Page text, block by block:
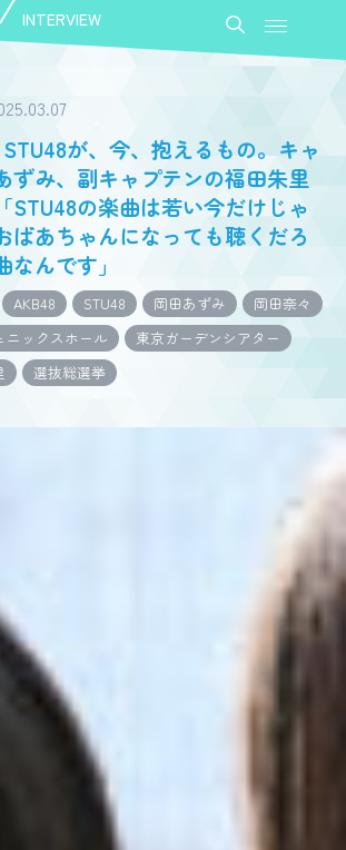
INTERVIEW
が、今、抱えるもの。キャ
ずみ、副キャプテンの福田朱里
STU48の楽曲は若い今だけじゃ
ばあちゃんになっても聴くだろ
んです」
AKB48 STU48 岡田あずみ
岡田奈々
ニックスホール
東京ガーデンシアター
選抜総選挙